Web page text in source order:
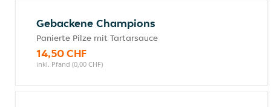
Gebackene Champions
Panierte Pilze mit Tartarsauce
14,50 CHF
inkl. Pfand (0,00 CHF)